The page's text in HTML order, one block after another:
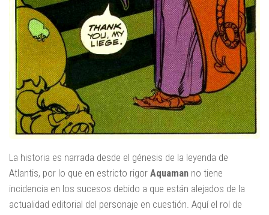
La historia es narrada desde el génesis de la leyenda de
Atlantis, por lo que en estricto rigor Aquaman no tiene
incidencia en los sucesos debido a que están alejados de la
actualidad editorial del personaje en cuestión. Aquí el rol de